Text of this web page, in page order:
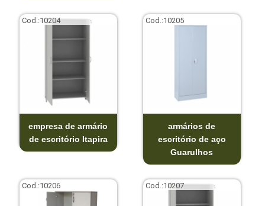
Cod.:10204
empresa de armário
de escritório Itapira
Cod.:10205
armários de
escritório de aço
Guarulhos
Cod.:10206 Cod.:10207